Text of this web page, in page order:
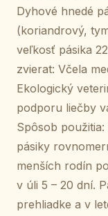
Dyhové hnedé
(koriandrový,
veľkosť pásika
zvierat: Včela
Ekologický
podporu liečby
Spôsob
pásiky
menších rodín
v úli 5 – 20 dní.
prehliadke a v